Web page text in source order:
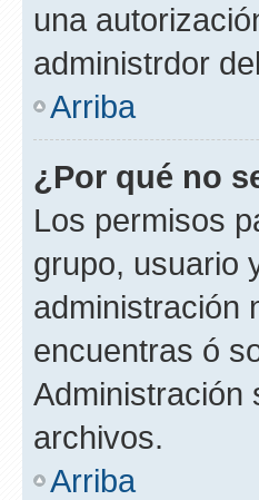
una
administrdor
Arriba
¿Por qué no
Los permisos
grupo, usuario
administración
encuentras ó
Administración
archivos.
Arriba